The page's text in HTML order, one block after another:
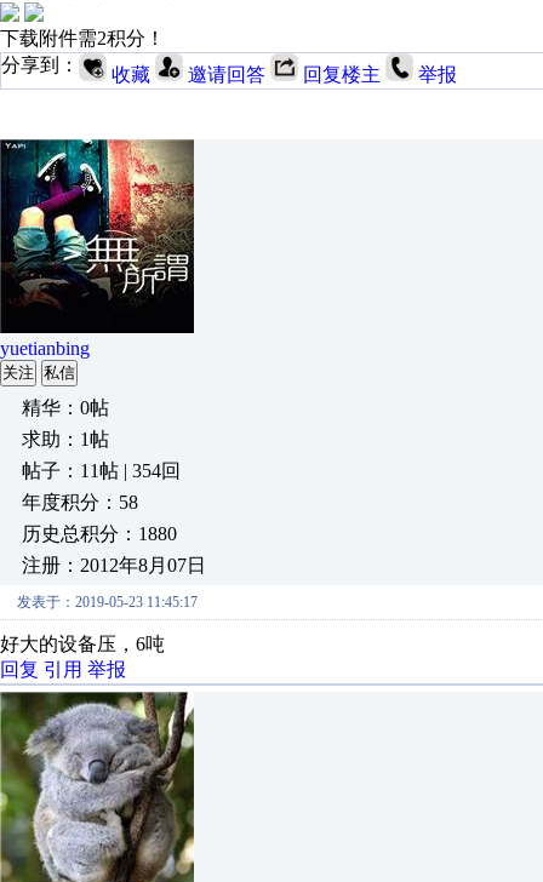
下载附件需2积分！
分享到：
收藏 邀请回答 回复楼主 举报
yuetianbing
关注 私信
精华：0帖
求助：1帖
帖子：11帖 | 354回
年度积分：58
历史总积分：1880
注册：2012年8月07日
发表于：2019-05-23 11:45:17
好大的设备压，6吨
回复 引用 举报